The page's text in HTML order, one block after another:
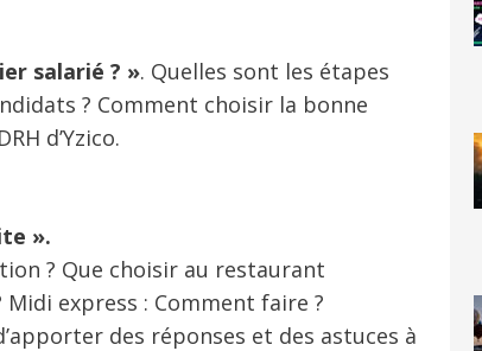
salarié ? ». Quelles sont les étapes
? Comment choisir la bonne
d’Yzico.
».
? Que choisir au restaurant
express : Comment faire ?
des réponses et des astuces à